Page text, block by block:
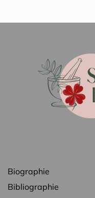
Biographie
Bibliographie